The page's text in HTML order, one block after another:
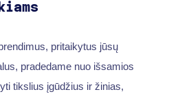
pritaikytus jūsų
pradedame nuo išsamios
tikslius įgūdžius ir žinias,